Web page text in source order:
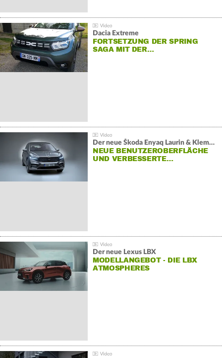
Dacia Extreme
FORTSETZUNG DER SPRING
SAGA MIT DER…
Der neue Škoda Enyaq Laurin & Klement
NEUE BENUTZEROBERFLÄCHE
UND VERBESSERTE…
Der neue Lexus LBX
MODELLANGEBOT - DIE LBX
ATMOSPHERES